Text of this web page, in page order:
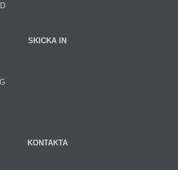
SKICKA IN
KONTAKTA